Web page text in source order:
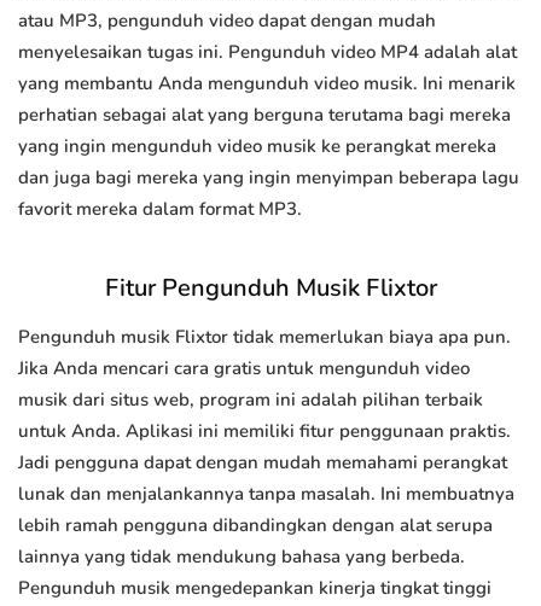
atau MP3, pengunduh video dapat dengan mudah
menyelesaikan tugas ini. Pengunduh video MP4 adalah alat
yang membantu Anda mengunduh video musik. Ini menarik
perhatian sebagai alat yang berguna terutama bagi mereka
yang ingin mengunduh video musik ke perangkat mereka
dan juga bagi mereka yang ingin menyimpan beberapa lagu
favorit mereka dalam format MP3.
Fitur Pengunduh Musik Flixtor
Pengunduh musik Flixtor tidak memerlukan biaya apa pun.
Jika Anda mencari cara gratis untuk mengunduh video
musik dari situs web, program ini adalah pilihan terbaik
untuk Anda. Aplikasi ini memiliki fitur penggunaan praktis.
Jadi pengguna dapat dengan mudah memahami perangkat
lunak dan menjalankannya tanpa masalah. Ini membuatnya
lebih ramah pengguna dibandingkan dengan alat serupa
lainnya yang tidak mendukung bahasa yang berbeda.
Pengunduh musik mengedepankan kinerja tingkat tinggi